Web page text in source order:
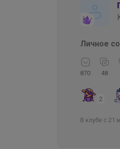
Личное
870 48
2
В клубе с 21